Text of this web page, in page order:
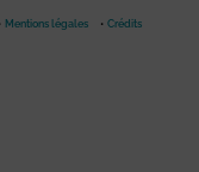
Mentions légales Crédits